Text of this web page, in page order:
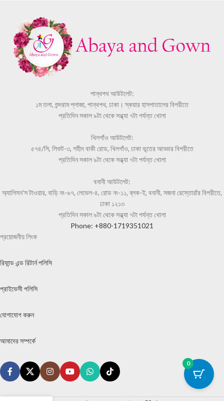
পান্থপথ আউটলেট:
১ম তলা, শুন্দরাম প্লাজা, পান্থপথ, ঢাকা। স্কয়ার হাসপাতালের বিপরীতে
প্রতিদিন সকাল ৯টা থেকে সন্ধ্যা ৭টা পর্যন্ত খোলা
খিলগাঁও আউটলেট:
৫৭৪/সি, লিফট-৩, শহীদ বাকী রোড, খিলগাঁও, ঢাকা ভূতের আড্ডার বিপরীতে
প্রতিদিন সকাল ৯টা থেকে সন্ধ্যা ৭টা পর্যন্ত খোলা
বনানী আউটলেট:
অ্যালিসন'স টাওয়ার, বাড়ি নং-৬৭, লেভেল-৪, রোড নং-১১, ব্লক-ই, বনানী, সজনা রেস্তোরাঁর বিপরীতে,
ঢাকা ১২১৩
প্রতিদিন সকাল ৯টা থেকে সন্ধ্যা ৭টা পর্যন্ত খোলা
Phone: +880-1719351021
প্রয়োজনীয় লিংক
রিফান্ড এন্ড রিটার্ন পলিসি
প্রাইভেসী পলিসি
যোগাযোগ করুন
আমাদের সম্পর্কে
0